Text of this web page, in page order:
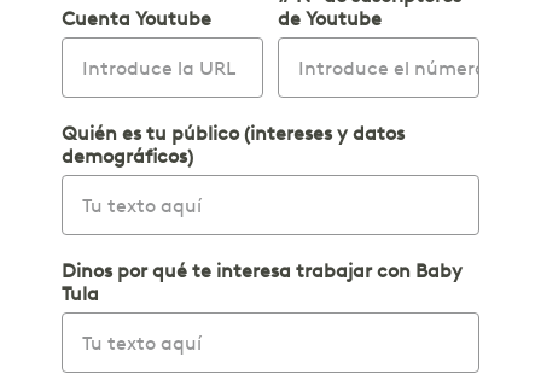
Cuenta Youtube
de Youtube
Quién es tu público (intereses y datos
demográficos)
Dinos por qué te interesa trabajar con Baby
Tula